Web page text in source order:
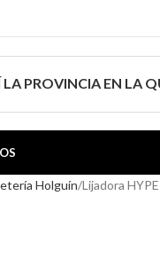
PROVINCIA EN LA
Holguín Lijadora